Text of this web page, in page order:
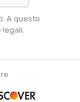
A questo